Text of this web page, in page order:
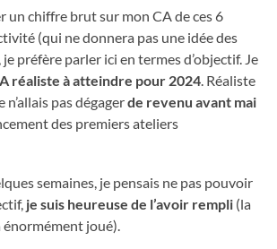
un chiffre brut sur mon CA de ces 6
(qui ne donnera pas une idée des
préfère parler ici en termes d’objectif. Je
réaliste à atteindre pour 2024. Réaliste
n’allais pas dégagerde revenu avant mai
des premiers ateliers
semaines, je pensais ne pas pouvoir
je suis heureuse de l’avoir rempli (la
énormément joué).